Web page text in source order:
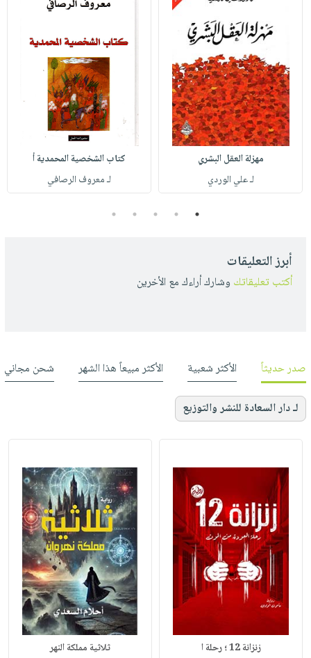
مهزلة العقل البشري
لـ علي الوردي
كتاب الشخصية المحمدية أ
لـ معروف الرصافي
1
2
3
4
5
أبرز التعليقات
أكتب تعليقاتك وشارك أراءك مع الأخرين
صدر حديثاً الأكثر شعبية الأكثر مبيعاً هذا الشهر شحن مجاني
لـ دار السعادة للنشر والتوزيع
زنزانة 12 ؛ رحلة ا ثلاثية مملكة النهر